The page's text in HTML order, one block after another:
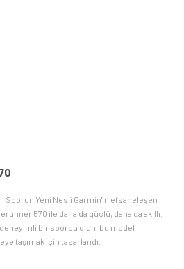
Sporun Yeni Nesli Garmin'in efsaneleşen
570 ile daha da güçlü, daha da akıllı.
bir sporcu olun, bu model
taşımak için tasarlandı.